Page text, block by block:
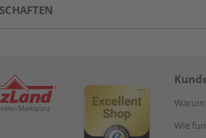
Wie